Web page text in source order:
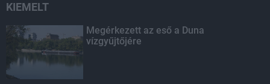
KIEMELT
Megérkezett az eső a Duna
vízgyűjtőjére